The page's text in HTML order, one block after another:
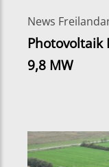
News
Photovoltaik
9,8 MW